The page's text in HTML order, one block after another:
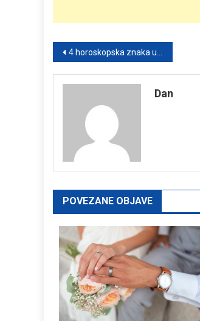
Post
navigation
4 horoskopska znaka ulaze u novu fazu života u julu 2025: Snaga raste, strah nestaje
Dan
POVEZANE OBJAVE